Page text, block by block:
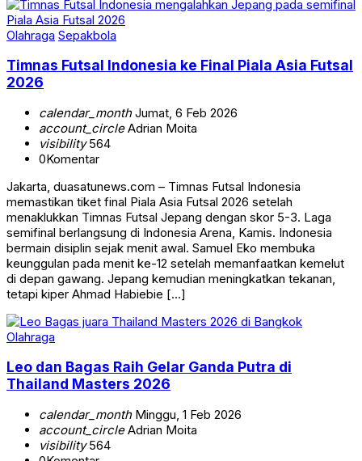
Olahraga Sepakbola
Timnas Futsal Indonesia ke Final Piala Asia Futsal
2026
calendar_monthJumat, 6 Feb 2026
account_circleAdrian Moita
visibility564
0Komentar
Jakarta, duasatunews.com – Timnas Futsal Indonesia
memastikan tiket final Piala Asia Futsal 2026 setelah
menaklukkan Timnas Futsal Jepang dengan skor 5-3. Laga
semifinal berlangsung di Indonesia Arena, Kamis. Indonesia
bermain disiplin sejak menit awal. Samuel Eko membuka
keunggulan pada menit ke-12 setelah memanfaatkan kemelut
di depan gawang. Jepang kemudian meningkatkan tekanan,
tetapi kiper Ahmad Habiebie […]
Olahraga
Leo dan Bagas Raih Gelar Ganda Putra di
Thailand Masters 2026
calendar_monthMinggu, 1 Feb 2026
account_circleAdrian Moita
visibility564